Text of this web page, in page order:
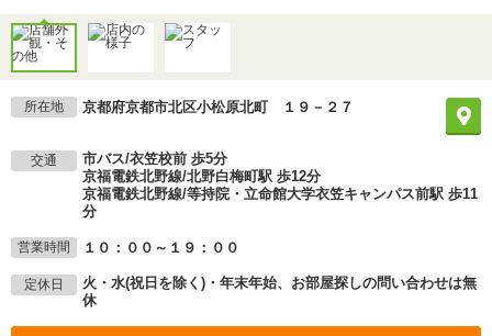
所在地 京都府京都市北区小松原北町 １９－２７
交通
市バス/衣笠校前 歩5分
京福電鉄北野線/北野白梅町駅 歩12分
京福電鉄北野線/等持院・立命館大学衣笠キャンパス前駅 歩11
分
営業時間 １０：００～１９：００
定休日
火・水(祝日を除く)・年末年始、お部屋探しの問い合わせは無
休